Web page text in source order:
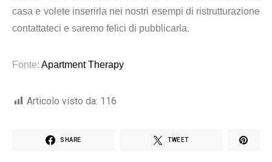
casa e volete inserirla nei nostri esempi di ristrutturazione
contattateci e saremo felici di pubblicarla.
Fonte: Apartment Therapy
Articolo visto da: 116
SHARE TWEET